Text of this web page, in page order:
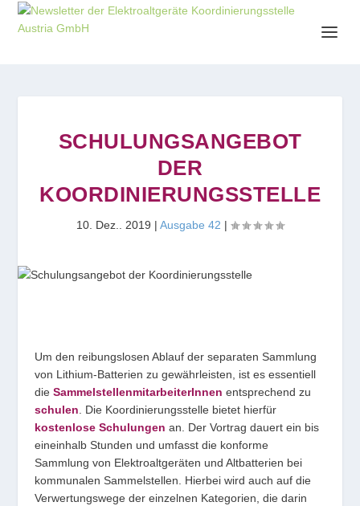
SCHULUNGSANGEBOT
DER
KOORDINIERUNGSSTELLE
10. Dez.. 2019 | Ausgabe 42 |
Um den reibungslosen Ablauf der separaten Sammlung
von Lithium-Batterien zu gewährleisten, ist es essentiell
die SammelstellenmitarbeiterInnen entsprechend zu
schulen . Die Koordinierungsstelle bietet hierfür
kostenlose Schulungen an. Der Vortrag dauert ein bis
eineinhalb Stunden und umfasst die konforme
Sammlung von Elektroaltgeräten und Altbatterien bei
kommunalen Sammelstellen. Hierbei wird auch auf die
Verwertungswege der einzelnen Kategorien, die darin